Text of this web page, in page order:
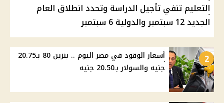
التعليم تنفي تأجيل الدراسة وتحدد انطلاق العام
الجديد 12 سبتمبر والدولية 6 سبتمبر
2
أسعار الوقود في مصر اليوم .. بنزين 80 بـ20.75
جنيه والسولار بـ20.50 جنيه